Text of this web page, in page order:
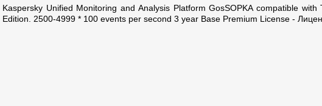
Kaspersky Unified Monitoring and Analysis Platform GosSOPKA compatible with
Edition. 2500-4999 * 100 events per second 3 year Base Premium License -